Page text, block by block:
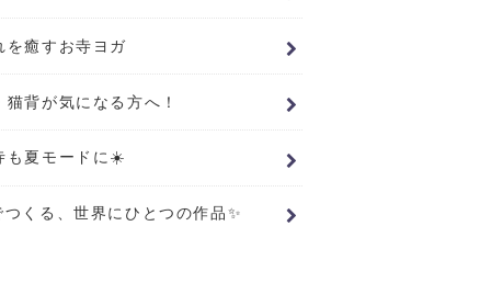
を癒すお寺ヨガ
猫背が気になる方へ！
も夏モードに☀️
つくる、世界にひとつの作品✨